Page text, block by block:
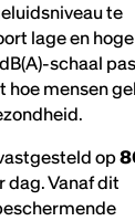
te
lage en hoge
schaal
hoe mensen
op
dag. Vanaf dit